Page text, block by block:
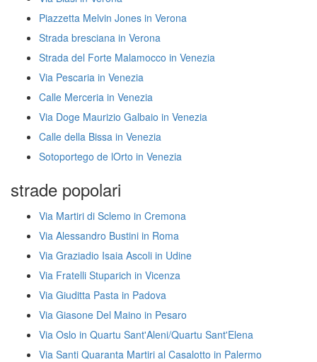
Piazzetta Melvin Jones in Verona
Strada bresciana in Verona
Strada del Forte Malamocco in Venezia
Via Pescaria in Venezia
Calle Merceria in Venezia
Via Doge Maurizio Galbaio in Venezia
Calle della Bissa in Venezia
Sotoportego de lOrto in Venezia
strade popolari
Via Martiri di Sclemo in Cremona
Via Alessandro Bustini in Roma
Via Graziadio Isaia Ascoli in Udine
Via Fratelli Stuparich in Vicenza
Via Giuditta Pasta in Padova
Via Giasone Del Maino in Pesaro
Via Oslo in Quartu Sant'Aleni/Quartu Sant'Elena
Via Santi Quaranta Martiri al Casalotto in Palermo